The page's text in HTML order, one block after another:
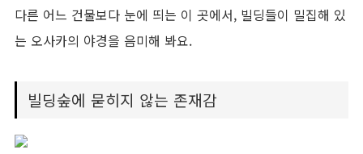
다른 어느 건물보다 눈에 띄는 이 곳에서, 빌딩들이 밀집해 있
는 오사카의 야경을 음미해 봐요.
빌딩숲에 묻히지 않는 존재감